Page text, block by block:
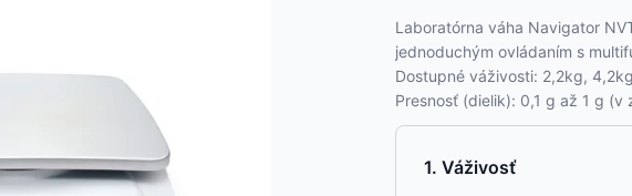
Laboratórna váha Navigator
jednoduchým ovládaním s
Dostupné váživosti: 2,2kg,
Presnosť (dielik): 0,1 g až 1 g (v
Váživosť